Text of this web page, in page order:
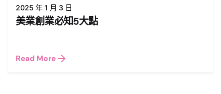
2025 年 1 月 3 日
美業創業必知5大點
Read More